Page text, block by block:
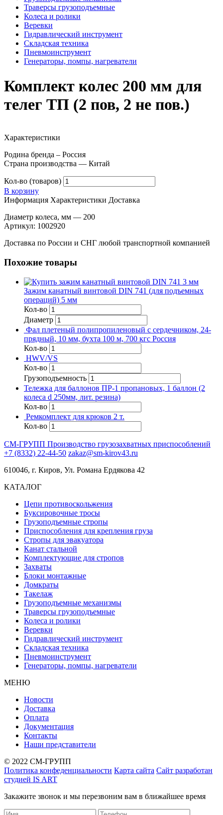
Траверсы грузоподъемные
Колеса и ролики
Веревки
Гидравлический инструмент
Складская техника
Пневмоинструмент
Генераторы, помпы, нагреватели
Комплект колес 200 мм для
телег ТП (2 пов, 2 не пов.)
Характеристики
Родина бренда – Россия
Страна производства — Китай
Кол-во (товаров)
В корзину
Информация Характеристики Доставка
Диаметр колеса, мм — 200
Артикул: 1002920
Доставка по России и СНГ любой транспортной компанией
Похожие товары
Зажим канатный винтовой DIN 741 (для подъемных
операций) 5 мм
Кол-во
Диаметр
Фал плетеный полипропиленовый с сердечником, 24-
прядный, 10 мм, бухта 100 м, 700 кгс Россия
Кол-во
HWV/VS
Кол-во
Грузоподъемность
Тележка для баллонов ПР-1 пропановых, 1 баллон (2
колеса d 250мм, лит. резина)
Кол-во
Ремкомплект для крюков 2 т.
Кол-во
СМ-ГРУПП Производство грузозахватных приспособлений
+7 (8332) 22-44-50 zakaz@sm-kirov43.ru
610046, г. Киров, Ул. Романа Ердякова 42
КАТАЛОГ
Цепи противоскольжения
Буксировочные тросы
Грузоподъемные стропы
Приспособления для крепления груза
Стропы для эвакуатора
Канат стальной
Комплектующие для стропов
Захваты
Блоки монтажные
Домкраты
Такелаж
Грузоподъемные механизмы
Траверсы грузоподъемные
Колеса и ролики
Веревки
Гидравлический инструмент
Складская техника
Пневмоинструмент
Генераторы, помпы, нагреватели
МЕНЮ
Новости
Доставка
Оплата
Документация
Контакты
Наши представители
© 2022 СМ-ГРУПП
Политика конфеденциальности Карта сайта Сайт разработан
студией IS ART
Закажите звонок и мы перезвоним вам в ближайшее время